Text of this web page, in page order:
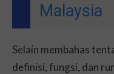
Malaysia
Selain membahas
definisi, fungsi, dan